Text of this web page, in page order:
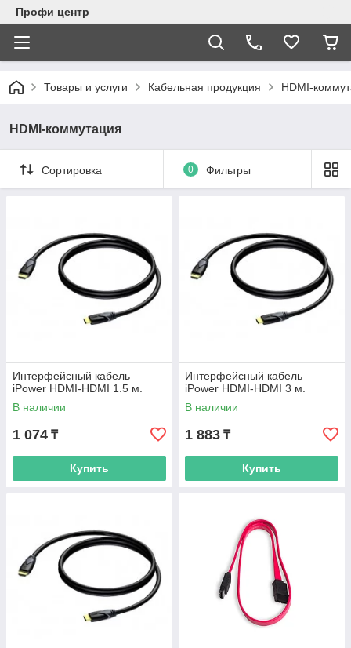
Профи центр
Товары и услуги Кабельная продукция HDMI-
HDMI-коммутация
Сортировка 0 Фильтры
Интерфейсный кабель
iPower HDMI-HDMI 1.5 м.
В наличии
1 074 ₸
Купить
Интерфейсный кабель
iPower HDMI-HDMI 3 м.
В наличии
1 883 ₸
Купить